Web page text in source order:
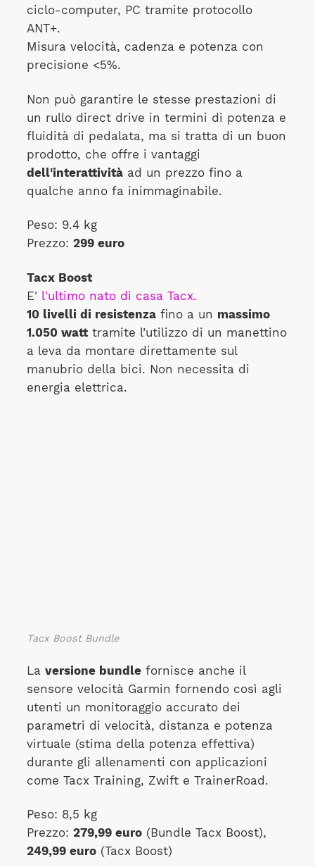
ciclo-computer, PC tramite protocollo
ANT+.
Misura velocità, cadenza e potenza con
precisione <5%.
Non può garantire le stesse prestazioni di
un rullo direct drive in termini di potenza e
fluidità di pedalata, ma si tratta di un buon
prodotto, che offre i vantaggi
dell'interattivitàad un prezzo fino a
qualche anno fa inimmaginabile.
Peso: 9.4 kg
Prezzo: 299 euro
Tacx Boost
E' l'ultimo nato di casa Tacx.
10 livelli di resistenzafino a un massimo
1.050 watttramite l’utilizzo di un manettino
a leva da montare direttamente sul
manubrio della bici. Non necessita di
energia elettrica.
Tacx Boost Bundle
La versione bundlefornisce anche il
sensore velocità Garmin fornendo così agli
utenti un monitoraggio accurato dei
parametri di velocità, distanza e potenza
virtuale (stima della potenza effettiva)
durante gli allenamenti con applicazioni
come Tacx Training, Zwift e TrainerRoad.
Peso: 8,5 kg
Prezzo: 279,99 euro(Bundle Tacx Boost),
249,99 euro(Tacx Boost)